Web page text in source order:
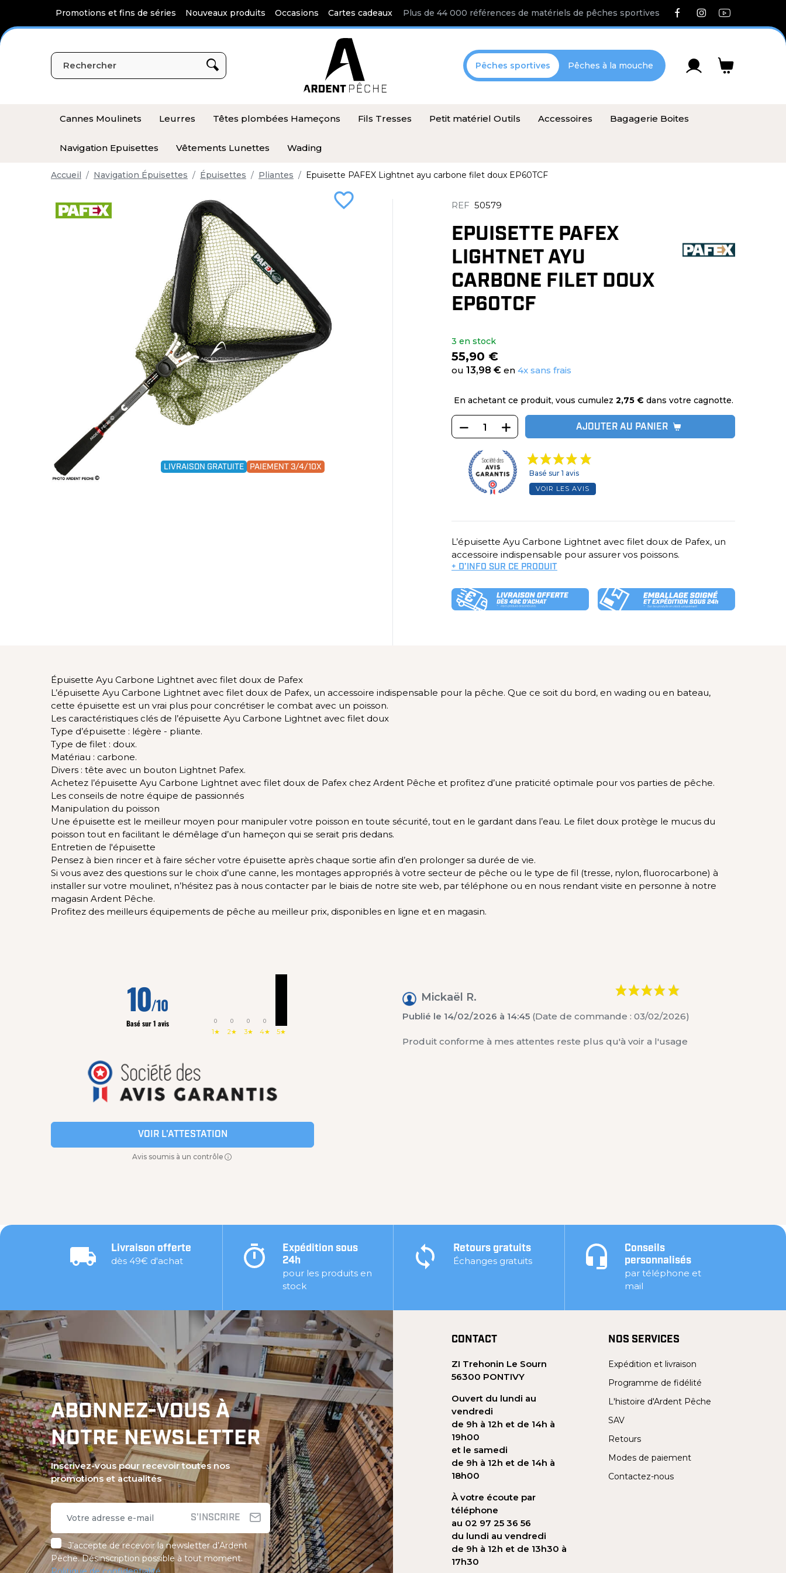
Promotions et fins de séries Nouveaux produits Occasions Cartes cadeaux Plus de 44 000 références de matériels de pêches sportives
Pêches sportives Pêches à la mouche
Cannes Moulinets Leurres Têtes plombées Hameçons Fils Tresses Petit matériel Outils Accessoires Bagagerie Boites
Navigation Epuisettes Vêtements Lunettes Wading
Accueil Navigation Épuisettes Épuisettes Pliantes Epuisette PAFEX Lightnet ayu carbone filet doux EP60TCF
favorite_border
LIVRAISON GRATUITE PAIEMENT 3/4/10X
REF 50579
EPUISETTE PAFEX
LIGHTNET AYU
CARBONE FILET DOUX
EP60TCF
3 en stock
55,90 €
ou 13,98 € en 4x sans frais
En achetant ce produit, vous cumulez 2,75 € dans votre cagnotte.
AJOUTER AU PANIER
Basé sur 1 avis
VOIR LES AVIS
L’épuisette Ayu Carbone Lightnet avec filet doux de Pafex, un
accessoire indispensable pour assurer vos poissons.
+ D’INFO SUR CE PRODUIT
Épuisette Ayu Carbone Lightnet avec filet doux de Pafex
L’épuisette Ayu Carbone Lightnet avec filet doux de Pafex, un accessoire indispensable pour la pêche. Que ce soit du bord, en wading ou en bateau,
cette épuisette est un vrai plus pour concrétiser le combat avec un poisson.
Les caractéristiques clés de l’épuisette Ayu Carbone Lightnet avec filet doux
Type d’épuisette : légère - pliante.
Type de filet : doux.
Matériau : carbone.
Divers : tête avec un bouton Lightnet Pafex.
Achetez l’épuisette Ayu Carbone Lightnet avec filet doux de Pafex chez Ardent Pêche et profitez d’une praticité optimale pour vos parties de pêche.
Les conseils de notre équipe de passionnés
Manipulation du poisson
Une épuisette est le meilleur moyen pour manipuler votre poisson en toute sécurité, tout en le gardant dans l’eau. Le filet doux protège le mucus du
poisson tout en facilitant le démêlage d’un hameçon qui se serait pris dedans.
Entretien de l'épuisette
Pensez à bien rincer et à faire sécher votre épuisette après chaque sortie afin d’en prolonger sa durée de vie.
Si vous avez des questions sur le choix d’une canne, les montages appropriés à votre secteur de pêche ou le type de fil (tresse, nylon, fluorocarbone) à
installer sur votre moulinet, n’hésitez pas à nous contacter par le biais de notre site web, par téléphone ou en nous rendant visite en personne à notre
magasin Ardent Pêche.
Profitez des meilleurs équipements de pêche au meilleur prix, disponibles en ligne et en magasin.
10/10
Basé sur 1 avis 0
1★
0
2★
0
3★
0
4★ 5★
VOIR L'ATTESTATION
Avis soumis à un contrôle
Mickaël R.
Publié le 14/02/2026 à 14:45(Date de commande : 03/02/2026)
Produit conforme à mes attentes reste plus qu'à voir a l'usage
Livraison offerte
dès 49€ d'achat
Expédition sous
24h
pour les produits en
stock
Retours gratuits
Échanges gratuits
Conseils
personnalisés
par téléphone et
mail
ABONNEZ-VOUS À
NOTRE NEWSLETTER
Inscrivez-vous pour recevoir toutes nos
promotions et actualités
S'INSCRIRE
J’accepte de recevoir la newsletter d’Ardent
Pêche. Désinscription possible à tout moment.
CONTACT
ZI Trehonin Le Sourn
56300 PONTIVY
Ouvert du lundi au
vendredi
de 9h à 12h et de 14h à
19h00
et le samedi
de 9h à 12h et de 14h à
18h00
À votre écoute par
téléphone
au 02 97 25 36 56
du lundi au vendredi
de 9h à 12h et de 13h30 à
17h30
NOS SERVICES
Expédition et livraison
Programme de fidélité
L'histoire d'Ardent Pêche
SAV
Retours
Modes de paiement
Contactez-nous